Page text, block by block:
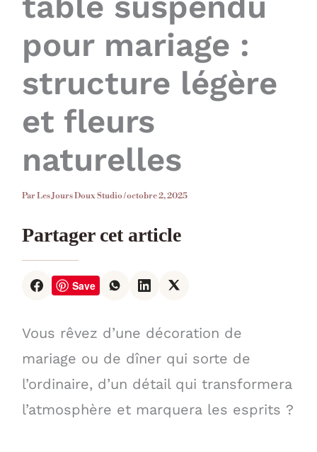
pour mariage :
structure légère
et fleurs
naturelles
ParLes Jours Doux Studio/octobre 2, 2025
Partager cet article
Save
Vous rêvez d’une décoration de
mariage ou de dîner qui sorte de
l’ordinaire, d’un détail qui transformera
l’atmosphère et marquera les esprits ?